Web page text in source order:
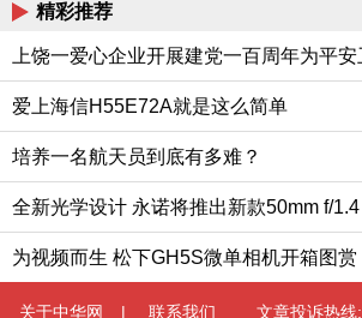
精彩推荐
上饶一爱心企业开展建党一百周年为平
爱上海信H55E72A就是这么简单
培养一名航天员到底有多难？
全新光学设计 永诺将推出新款50mm f/1.4
为视频而生 松下GH5S微单相机开箱图赏
关于中华网 | 联系我们 文章投诉热